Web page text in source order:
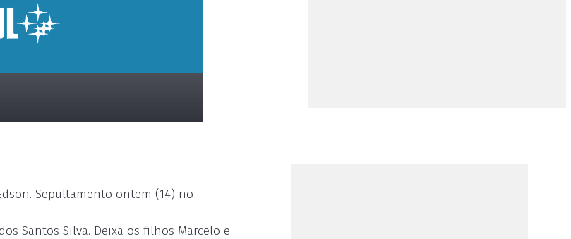
Edson. Sepultamento ontem (14) no
Santos Silva. Deixa os filhos Marcelo e